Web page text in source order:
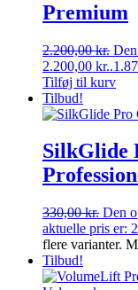
Premium
2.200,00kr.
2.200,00 kr..
Tilføj til kurv
Tilbud!
SilkGlide
330,00kr. Den
aktuelle pris er:
flere varianter.
Tilbud!